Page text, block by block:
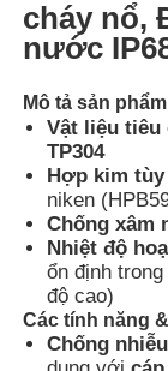
Nhà
Sản phẩm
Về chúng tôi
cháy nổ,
nước
Mô tả sản
Vật liệu tiêu
TP304
Hợp kim tùy
niken
Chống xâm
Nhiệt độ
ổn định
độ cao)
Các tính năng
Chống